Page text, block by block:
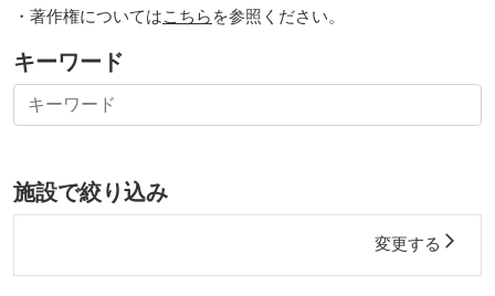
・著作権についてはこちら を参照ください。
キーワード
施設で絞り込み
変更する arrow_forward_ios